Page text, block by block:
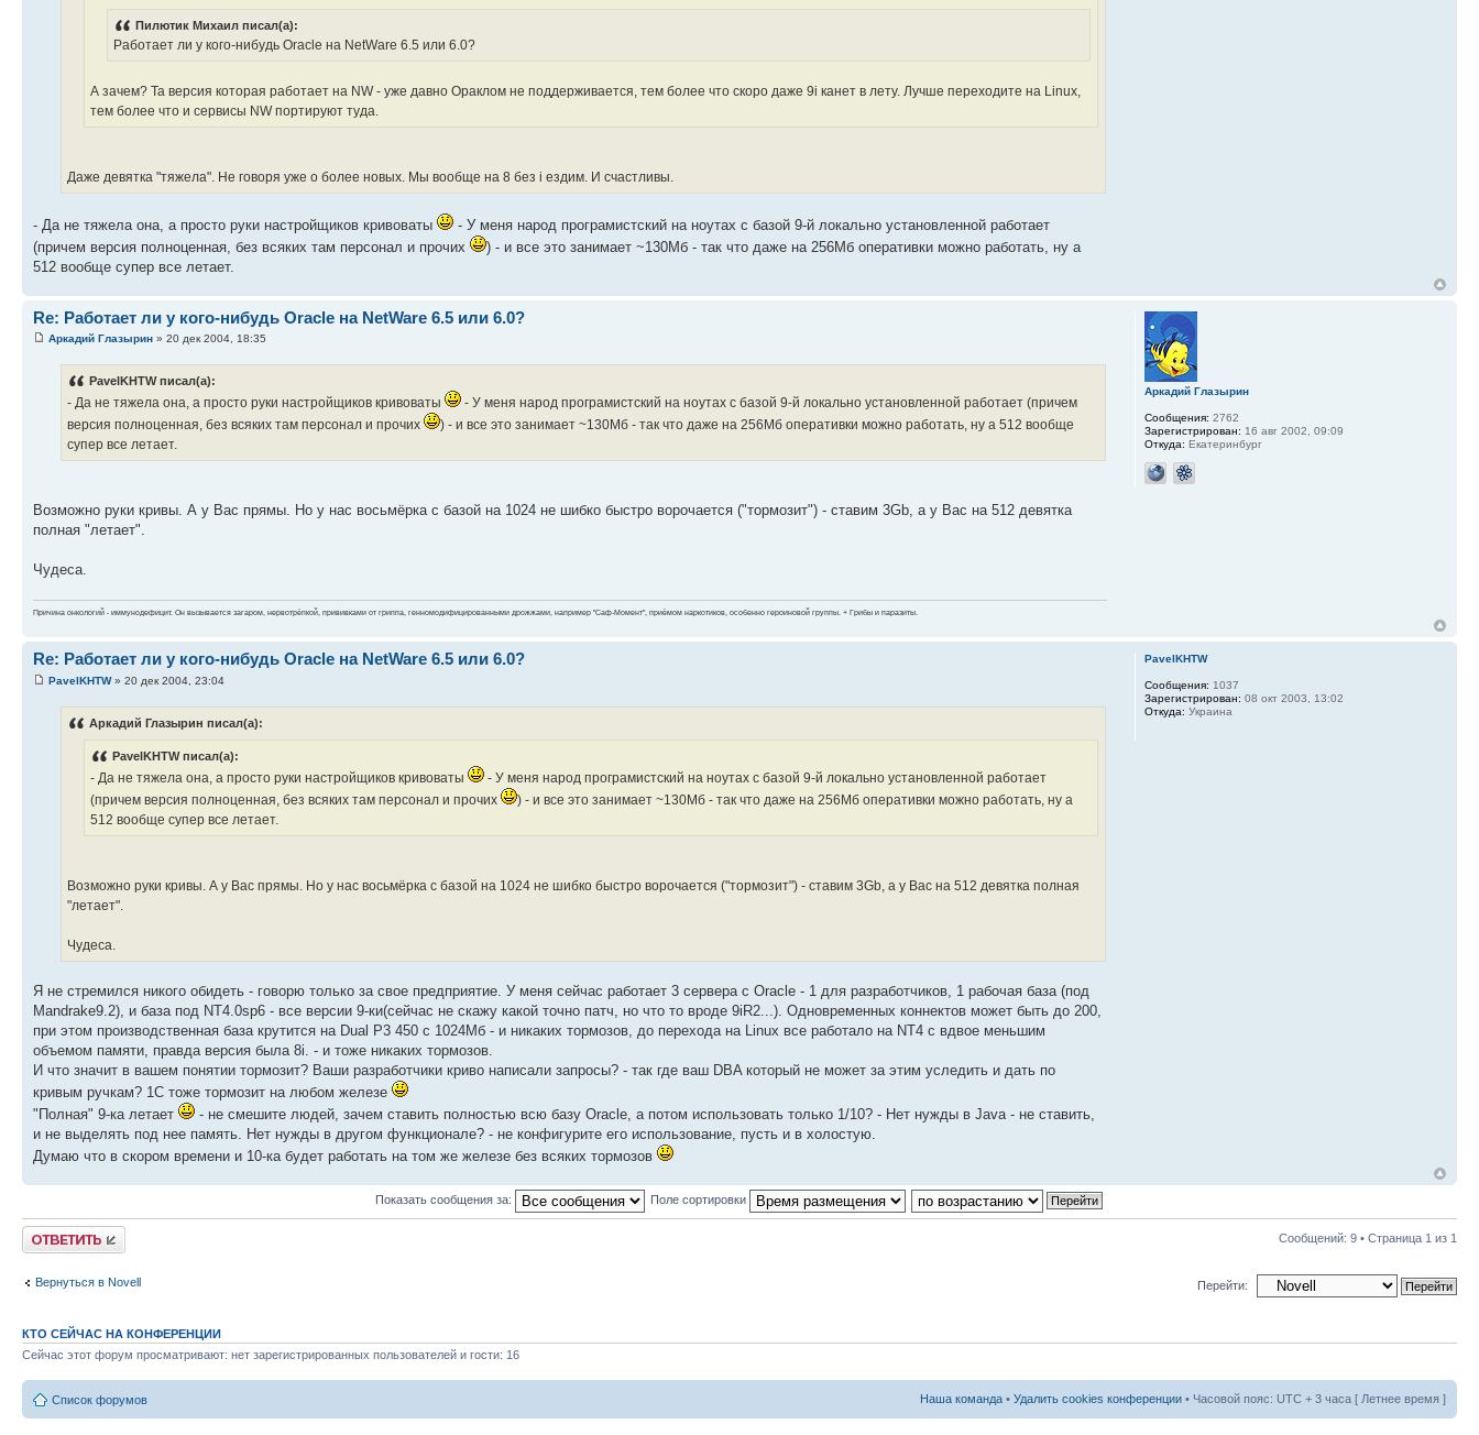
Пилютик Михаил писал(а):
Работает ли у кого-нибудь Oracle на NetWare 6.5 или 6.0?
А зачем? Та версия которая работает на NW - уже давно Ораклом не поддерживается, тем более что скоро даже 9i канет в лету. Лучше переходите на Linux,
тем более что и сервисы NW портируют туда.
Даже девятка "тяжела". Не говоря уже о более новых. Мы вообще на 8 без i ездим. И счастливы.
- Да не тяжела она, а просто руки настройщиков кривоваты
- У меня народ програмистский на ноутах с базой 9-й локально установленной работает
(причем версия полноценная, без всяких там персонал и прочих
) - и все это занимает ~130Мб - так что даже на 256Мб оперативки можно работать, ну а
512 вообще супер все летает.
Re: Работает ли у кого-нибудь Oracle на NetWare 6.5 или 6.0?
Аркадий Глазырин » 20 дек 2004, 18:35
PavelKHTW писал(а):
- Да не тяжела она, а просто руки настройщиков кривоваты
- У меня народ програмистский на ноутах с базой 9-й локально установленной работает (причем
версия полноценная, без всяких там персонал и прочих
) - и все это занимает ~130Мб - так что даже на 256Мб оперативки можно работать, ну а 512 вообще
супер все летает.
Возможно руки кривы. А у Вас прямы. Но у нас восьмёрка с базой на 1024 не шибко быстро ворочается ("тормозит") - ставим 3Gb, а у Вас на 512 девятка
полная "летает".
Чудеса.
Причина онкологий - иммунодефицит. Он вызывается загаром, нервотрёпкой, прививками от гриппа, генномодифицированными дрожжами, например "Саф-Момент", приёмом наркотиков, особенно героиновой группы. + Грибы и паразиты.
Аркадий Глазырин
Сообщения: 2762
Зарегистрирован: 16 авг 2002, 09:09
Откуда: Екатеринбург
Re: Работает ли у кого-нибудь Oracle на NetWare 6.5 или 6.0?
PavelKHTW» 20 дек 2004, 23:04
Аркадий Глазырин писал(а):
PavelKHTW писал(а):
- Да не тяжела она, а просто руки настройщиков кривоваты
- У меня народ програмистский на ноутах с базой 9-й локально установленной работает
(причем версия полноценная, без всяких там персонал и прочих
) - и все это занимает ~130Мб - так что даже на 256Мб оперативки можно работать, ну а
512 вообще супер все летает.
Возможно руки кривы. А у Вас прямы. Но у нас восьмёрка с базой на 1024 не шибко быстро ворочается ("тормозит") - ставим 3Gb, а у Вас на 512 девятка полная
"летает".
Чудеса.
Я не стремился никого обидеть - говорю только за свое предприятие. У меня сейчас работает 3 сервера с Oracle - 1 для разработчиков, 1 рабочая база (под
Mandrake9.2), и база под NT4.0sp6 - все версии 9-ки(сейчас не скажу какой точно патч, но что то вроде 9iR2...). Одновременных коннектов может быть до 200,
при этом производственная база крутится на Dual P3 450 с 1024Мб - и никаких тормозов, до перехода на Linux все работало на NT4 с вдвое меньшим
объемом памяти, правда версия была 8i. - и тоже никаких тормозов.
И что значит в вашем понятии тормозит? Ваши разработчики криво написали запросы? - так где ваш DBA который не может за этим уследить и дать по
кривым ручкам? 1С тоже тормозит на любом железе
"Полная" 9-ка летает
- не смешите людей, зачем ставить полностью всю базу Oracle, а потом использовать только 1/10? - Нет нужды в Java - не ставить,
и не выделять под нее память. Нет нужды в другом функционале? - не конфигурите его использование, пусть и в холостую.
Думаю что в скором времени и 10-ка будет работать на том же железе без всяких тормозов
PavelKHTW
Сообщения: 1037
Зарегистрирован: 08 окт 2003, 13:02
Откуда: Украина
Показать сообщения за: Поле сортировки
Ответить Сообщений: 9 • Страница 1 из 1
Вернуться в Novell Перейти:
КТО СЕЙЧАС НА КОНФЕРЕНЦИИ
Сейчас этот форум просматривают: нет зарегистрированных пользователей и гости: 16
Список форумов Наша команда • Удалить cookies конференции • Часовой пояс: UTC + 3 часа [ Летнее время ]